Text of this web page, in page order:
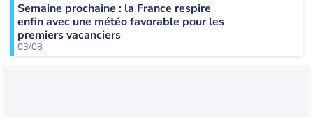
Semaine prochaine : la France respire
enfin avec une météo favorable pour les
premiers vacanciers
03/08